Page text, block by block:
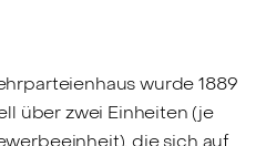
wurde 1889
über zwei Einheiten (je
die sich auf